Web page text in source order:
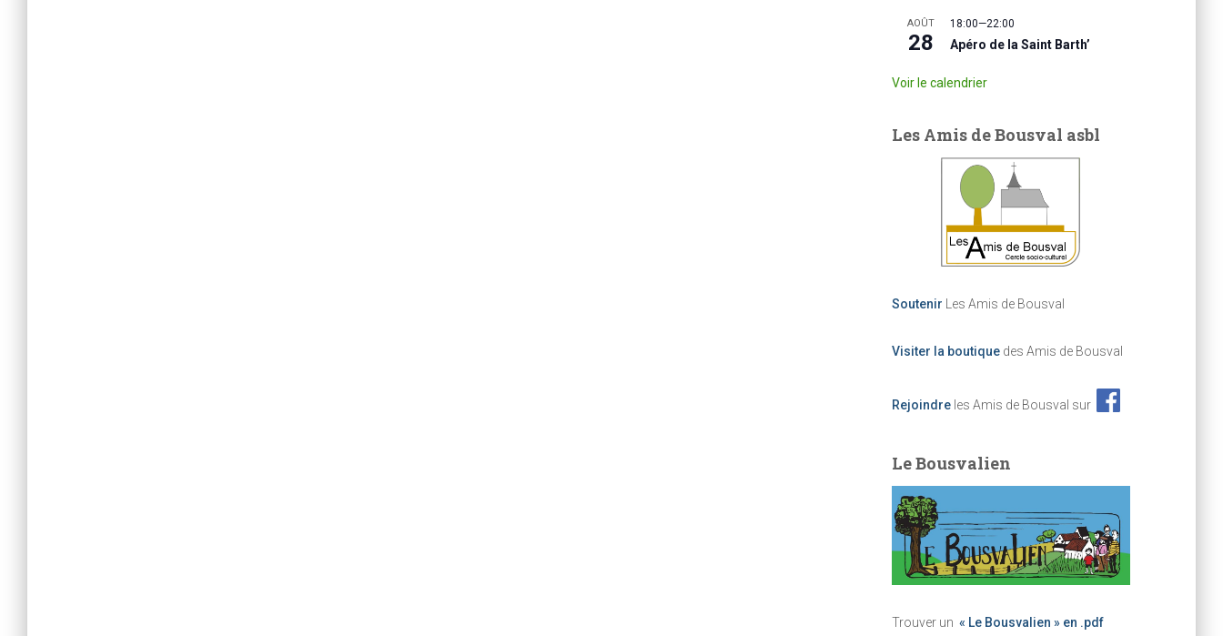
AOÛT
28
18:00—22:00
Apéro de la Saint Barth’
Voir le calendrier
Les Amis de Bousval asbl
Soutenir Les Amis de Bousval
Visiter la boutiquedes Amis de Bousval
Rejoindreles Amis de Bousval sur
Le Bousvalien
Trouver un « Le Bousvalien » en .pdf